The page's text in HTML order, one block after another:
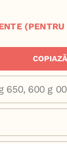
650, 600 g